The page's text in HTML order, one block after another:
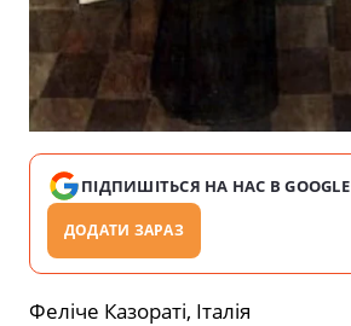
ПІДПИШІТЬСЯ НА НАС В GOOGLE
ДОДАТИ ЗАРАЗ
Феліче Казораті, Італія